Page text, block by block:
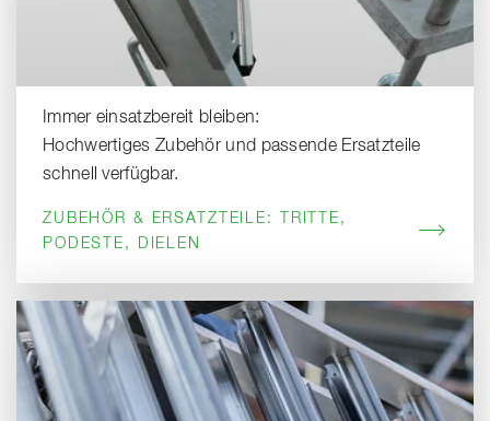
Immer einsatzbereit bleiben:
Hochwertiges Zubehör und passende Ersatzteile
schnell verfügbar.
ZUBEHÖR & ERSATZTEILE: TRITTE,
PODESTE, DIELEN